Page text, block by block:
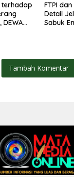
terhadap
DEWA
FTPI
Detail
Sabuk
Tambah Komentar